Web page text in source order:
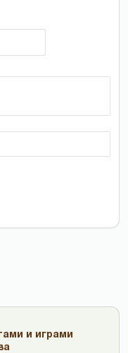
и играми